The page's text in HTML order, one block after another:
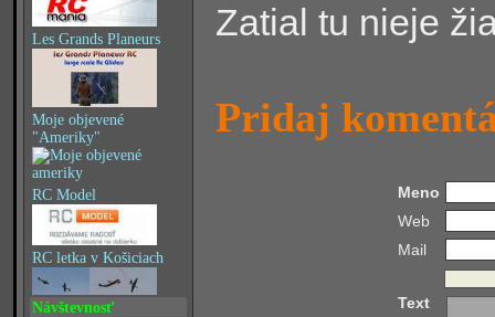
Les Grands Planeurs
Moje objevené
"Ameriky"
RC Model
RC letka v Košiciach
Návštevnosť
Zatial tu nieje
Pridaj
Meno
Web
Mail
Text